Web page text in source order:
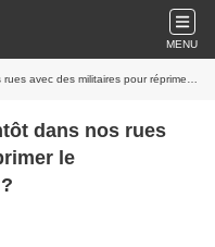
MENU
pour réprimer le mécontentement populaire ?
dans nos rues
le